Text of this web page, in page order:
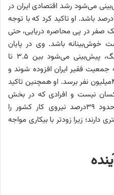
می‌شود رشد اقتصادی ایران در
سال ۱۴۰۵ بین منفی ۸.۸ تا منفی ۱۰درصد باشد. او تاکید کرد که با توجه
صفر در پی محاصره دریایی، حتی
است خوش‌بینانه باشد. وی در پایان
افزود که با در نظر گرفتن آثار جنگ، پیش‌بینی می‌شود بین ۳.۵ تا
نفر دیگر در سال۱۴۰۵ به جمعیت فقیر ایران افزوده شوند و
شمار افراد زیر خط فقر به بیش از ۴۰‌میلیون نفر برسد. او همچنین تاکید
نیست و افرادی که در بخش
غیررسمی فعالیت می‌کنند ــ که حدود ۳۹درصد نیروی کار کشور را
زیرا زودتر با بیکاری مواجه